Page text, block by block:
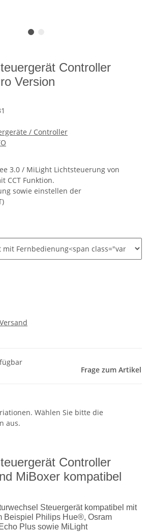
Controller
Version
/ Controller
3.0 / MiLight Lichtsteuerung von
CCT Funktion.
sowie einstellen der
Versand
Frage zum Artikel
Wählen Sie bitte die
aus.
Controller
MiBoxer kompatibel
Steuergerät kompatibel mit
Beispiel Philips Hue®, Osram
Plus sowie MiLight